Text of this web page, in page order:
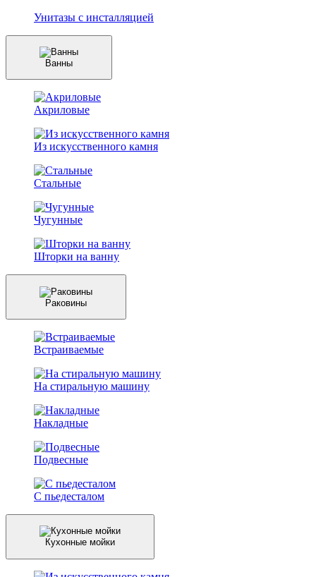
Унитазы с инсталляцией
Ванны
Акриловые
Из искусственного камня
Стальные
Чугунные
Шторки на ванну
Раковины
Встраиваемые
На стиральную машину
Накладные
Подвесные
С пьедесталом
Кухонные мойки